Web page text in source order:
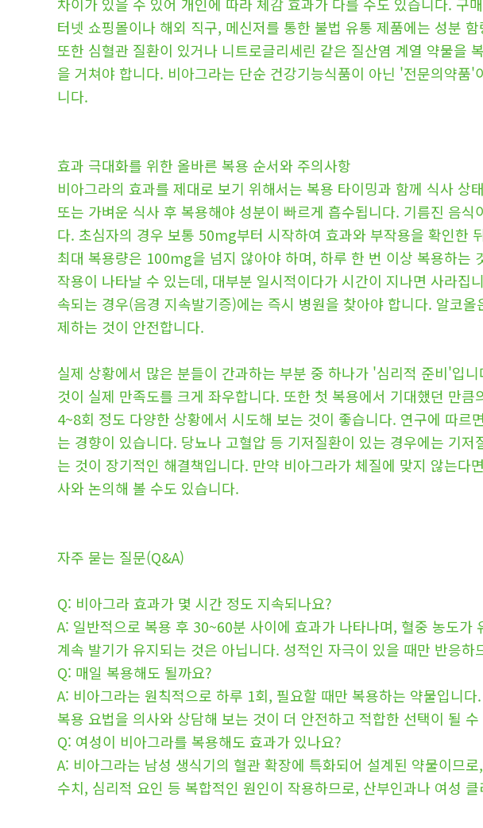
차이가 있을 수 있어 개인에 따라 체감 효과가 다를 수도 있습니다.
터넷 쇼핑몰이나 해외 직구, 메신저를 통한 불법 유통 제품에는 성분
또한 심혈관 질환이 있거나 니트로글리세린 같은 질산염 계열 약물을
을 거쳐야 합니다. 비아그라는 단순 건강기능식품이 아닌 '전문의약
니다.
효과 극대화를 위한 올바른 복용 순서와 주의사항
비아그라의 효과를 제대로 보기 위해서는 복용 타이밍과 함께 식사
또는 가벼운 식사 후 복용해야 성분이 빠르게 흡수됩니다. 기름진 음
다. 초심자의 경우 보통 50mg부터 시작하여 효과와 부작용을 확인
최대 복용량은 100mg을 넘지 않아야 하며, 하루 한 번 이상 복용하는
작용이 나타날 수 있는데, 대부분 일시적이다가 시간이 지나면 사라집
속되는 경우(음경 지속발기증)에는 즉시 병원을 찾아야 합니다. 알코
제하는 것이 안전합니다.
실제 상황에서 많은 분들이 간과하는 부분 중 하나가 '심리적 준비'입
것이 실제 만족도를 크게 좌우합니다. 또한 첫 복용에서 기대했던 만
4~8회 정도 다양한 상황에서 시도해 보는 것이 좋습니다. 연구에 따
는 경향이 있습니다. 당뇨나 고혈압 등 기저질환이 있는 경우에는 기
는 것이 장기적인 해결책입니다. 만약 비아그라가 체질에 맞지 않는
사와 논의해 볼 수도 있습니다.
자주 묻는 질문(Q&A)
Q: 비아그라 효과가 몇 시간 정도 지속되나요?
A: 일반적으로 복용 후 30~60분 사이에 효과가 나타나며, 혈중 농도
계속 발기가 유지되는 것은 아닙니다. 성적인 자극이 있을 때만 반응
Q: 매일 복용해도 될까요?
A: 비아그라는 원칙적으로 하루 1회, 필요할 때만 복용하는 약물입니
복용 요법을 의사와 상담해 보는 것이 더 안전하고 적합한 선택이 될
Q: 여성이 비아그라를 복용해도 효과가 있나요?
A: 비아그라는 남성 생식기의 혈관 확장에 특화되어 설계된 약물이므
수치, 심리적 요인 등 복합적인 원인이 작용하므로, 산부인과나 여성